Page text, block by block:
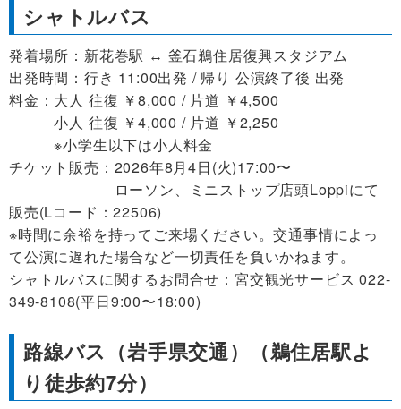
シャトルバス
発着場所：新花巻駅 ↔︎ 釜石鵜住居復興スタジアム
出発時間：行き 11:00出発 / 帰り 公演終了後 出発
料金：大人 往復 ￥8,000 / 片道 ￥4,500
小人 往復 ￥4,000 / 片道 ￥2,250
※小学生以下は小人料金
チケット販売：2026年8月4日(火)17:00〜
ローソン、ミニストップ店頭Loppiにて
販売(Lコード：22506)
※時間に余裕を持ってご来場ください。交通事情によっ
て公演に遅れた場合など一切責任を負いかねます。
シャトルバスに関するお問合せ：宮交観光サービス 022-
349-8108(平日9:00〜18:00)
路線バス（岩手県交通）（鵜住居駅よ
り徒歩約7分）